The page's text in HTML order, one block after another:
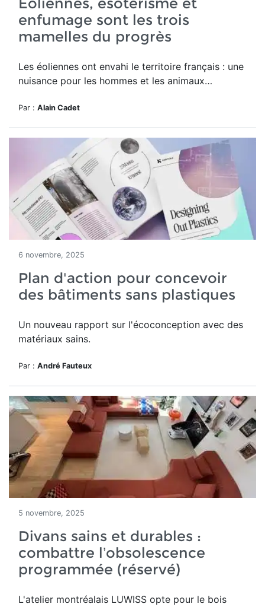
enfumage sont les trois
mamelles du progrès
Les éoliennes ont envahi le territoire français : une
nuisance pour les hommes et les animaux…
Par : Alain Cadet
6 novembre, 2025
Plan d'action pour concevoir
des bâtiments sans plastiques
Un nouveau rapport sur l'écoconception avec des
matériaux sains.
Par : André Fauteux
5 novembre, 2025
Divans sains et durables :
combattre l’obsolescence
programmée (réservé)
L'atelier montréalais LUWISS opte pour le bois